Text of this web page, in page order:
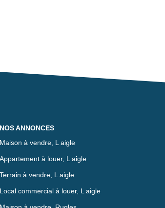
NOS ANNONCES
Maison à vendre, L aigle
Appartement à louer, L aigle
Terrain à vendre, L aigle
Local commercial à louer, L aigle